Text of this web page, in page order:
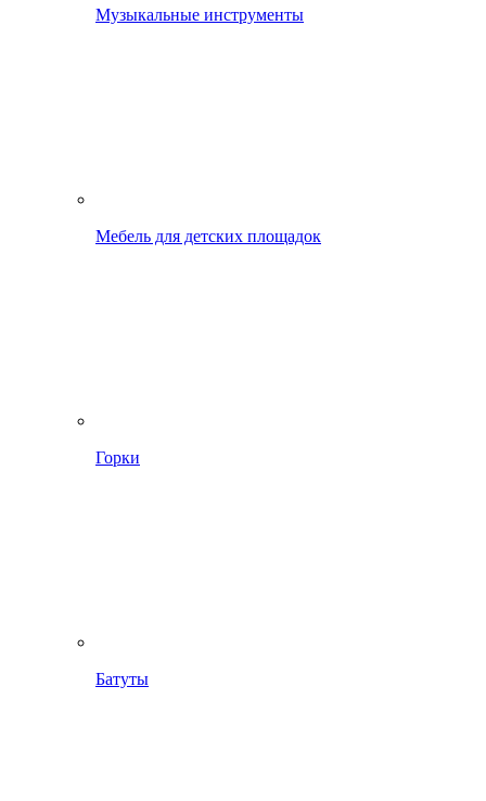
Музыкальные инструменты
Мебель для детских площадок
Горки
Батуты